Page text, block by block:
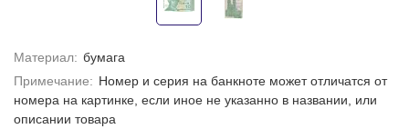
Материал: бумага
Примечание: Номер и серия на банкноте может отличатся от
номера на картинке, если иное не указанно в названии, или
описании товара